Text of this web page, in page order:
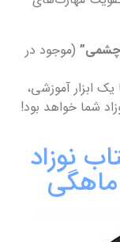
چشمی” (موجود در
ابزار آموزشی،
شما خواهد بود!
نوزاد